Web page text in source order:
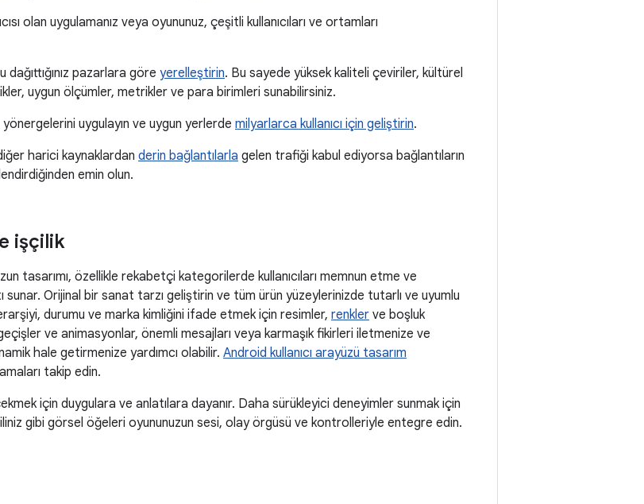
olan uygulamanız veya oyununuz, çeşitli kullanıcıları ve ortamları
dağıttığınız pazarlara göre yerelleştirin. Bu sayede yüksek kaliteli çeviriler, kültürel
uygun ölçümler, metrikler ve para birimleri sunabilirsiniz.
uygulayın ve uygun yerlerde milyarlarca kullanıcı için geliştirin.
harici kaynaklardan derin bağlantılarla gelen trafiği kabul ediyorsa bağlantıların
emin olun.
işçilik
tasarımı, özellikle rekabetçi kategorilerde kullanıcıları memnun etme ve
sunar. Orijinal bir sanat tarzı geliştirin ve tüm ürün yüzeylerinizde tutarlı ve uyumlu
durumu ve marka kimliğini ifade etmek için resimler, renkler ve boşluk
geçişler ve animasyonlar, önemli mesajları veya karmaşık fikirleri iletmenize ve
hale getirmenize yardımcı olabilir. Android kullanıcı arayüzü tasarım
takip edin.
için duygulara ve anlatılara dayanır. Daha sürükleyici deneyimler sunmak için
gibi görsel öğeleri oyununuzun sesi, olay örgüsü ve kontrolleriyle entegre edin.